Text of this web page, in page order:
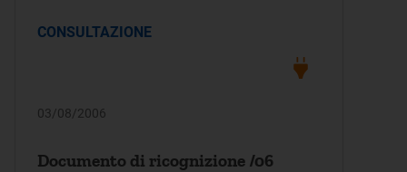
CONSULTAZIONE
03/08/2006
Documento di ricognizione /06